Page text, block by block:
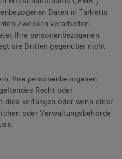
Daten in Tarketts
Zwecken verarbeiten.
Ihre personenbezogenen
sie Dritten gegenüber nicht
Ihre personenbezogenen
Recht oder
dies verlangen oder wenn einer
oder Verwaltungsbehörde